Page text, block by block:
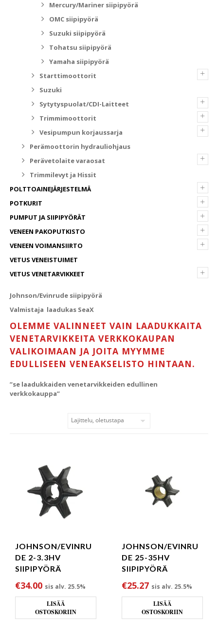
Mercury/Mariner siipipyörä
OMC siipipyörä
Suzuki siipipyörä
Tohatsu siipipyörä
Yamaha siipipyörä
+
Starttimoottorit
Suzuki
+
Sytytyspuolat/CDI-Laitteet
+
Trimmimoottorit
+
Vesipumpun korjaussarja
Perämoottorin hydrauliohjaus
+
Perävetolaite varaosat
Trimmilevyt ja Hissit
+
POLTTOAINEJÄRJESTELMÄ
+
POTKURIT
+
PUMPUT JA SIIPIPYÖRÄT
+
VENEEN PAKOPUTKISTO
+
VENEEN VOIMANSIIRTO
VETUS VENEISTUIMET
+
VETUS VENETARVIKKEET
Johnson/Evinrude siipipyörä
Valmistaja laadukas SeaX
OLEMME VALINNEET VAIN LAADUKKAITA
VENETARVIKKEITA VERKKOKAUPAN
VALIKOIMAAN JA JOITA MYYMME
EDULLISEEN VENEAKSELISTO HINTAAN.
”se laadukkaiden venetarvikkeiden edullinen
verkkokauppa”
JOHNSON/EVINRU
DE 2-3.3HV
SIIPIPYÖRÄ
€34.00 sis alv. 25.5%
LISÄÄ
OSTOSKORIIN
JOHNSON/EVINRU
DE 25-35HV
SIIPIPYÖRÄ
€25.27 sis alv. 25.5%
LISÄÄ
OSTOSKORIIN